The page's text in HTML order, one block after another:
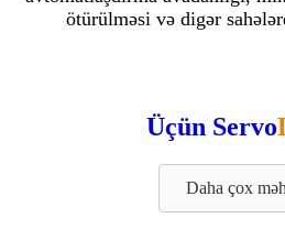
ötürülməsi və digər
Üçün Servo
Daha çox